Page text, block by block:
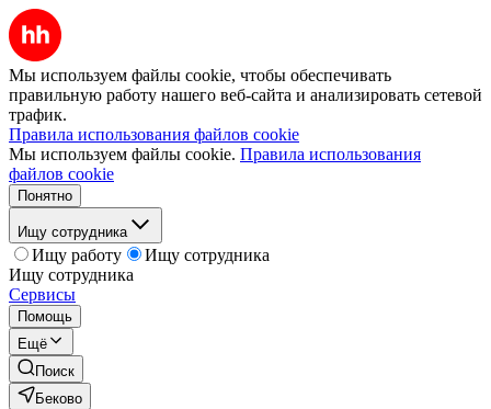
Мы используем файлы cookie, чтобы обеспечивать
правильную работу нашего веб-сайта и анализировать сетевой
трафик.
Правила использования файлов cookie
Мы используем файлы cookie. Правила использования
файлов cookie
Понятно
Ищу сотрудника
Ищу работу
Ищу сотрудника
Ищу сотрудника
Сервисы
Помощь
Ещё
Поиск
Беково